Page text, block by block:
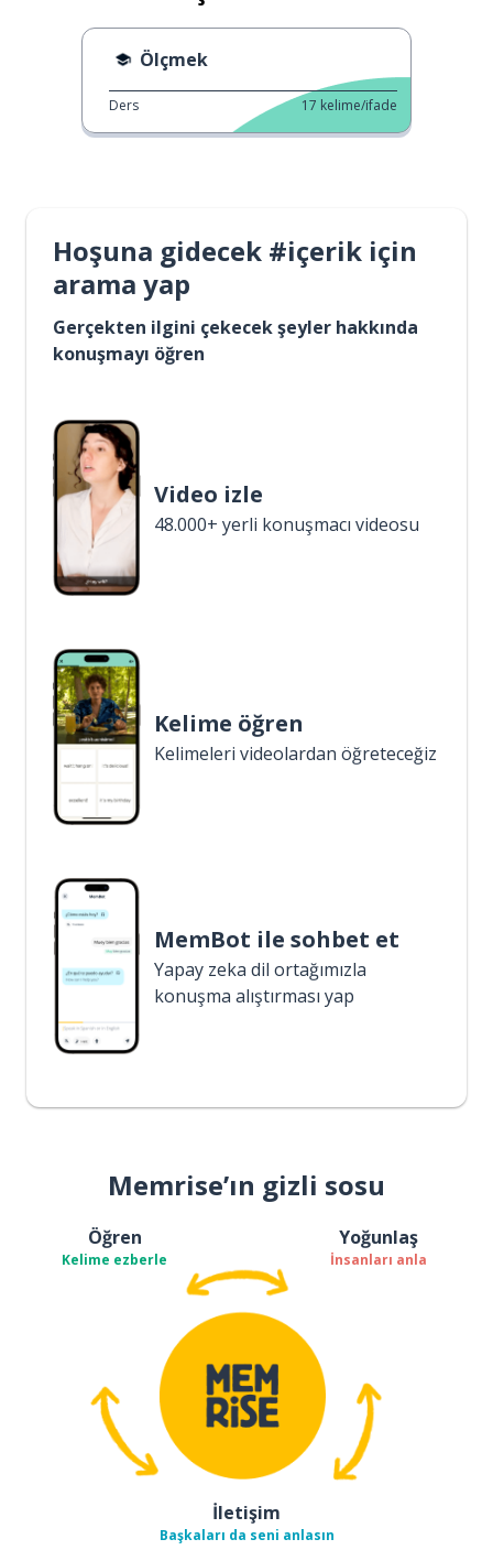
Ölçmek
Ders 17 kelime/ifade
Hoşuna gidecek #içerik için
arama yap
Gerçekten ilgini çekecek şeyler hakkında
konuşmayı öğren
Video izle
48.000+ yerli konuşmacı videosu
Kelime öğren
Kelimeleri videolardan öğreteceğiz
MemBot ile sohbet et
Yapay zeka dil ortağımızla
konuşma alıştırması yap
Memrise’ın gizli sosu
Öğren
Kelime ezberle
Yoğunlaş
İnsanları anla
İletişim
Başkaları da seni anlasın